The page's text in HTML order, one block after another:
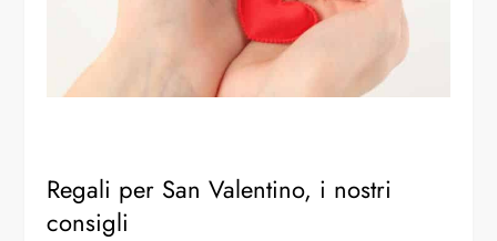
Regali per San Valentino, i nostri
consigli